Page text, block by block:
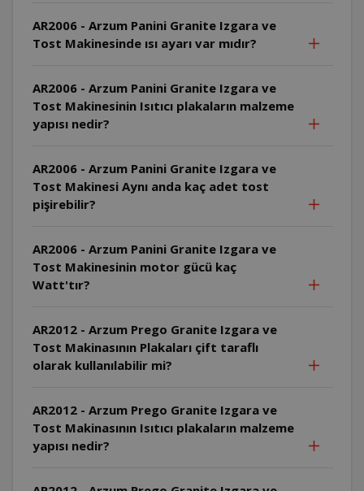
AR2006 - Arzum Panini Granite Izgara ve
Tost Makinesinde ısı ayarı var mıdır?
AR2006 - Arzum Panini Granite Izgara ve
Tost Makinesinin Isıtıcı plakaların malzeme
yapısı nedir?
AR2006 - Arzum Panini Granite Izgara ve
Tost Makinesi Aynı anda kaç adet tost
pişirebilir?
AR2006 - Arzum Panini Granite Izgara ve
Tost Makinesinin motor gücü kaç
Watt'tır?
AR2012 - Arzum Prego Granite Izgara ve
Tost Makinasının Plakaları çift taraflı
olarak kullanılabilir mi?
AR2012 - Arzum Prego Granite Izgara ve
Tost Makinasının Isıtıcı plakaların malzeme
yapısı nedir?